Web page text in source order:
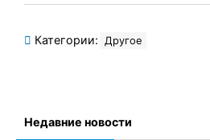
Категории: Другое
Недавние новости